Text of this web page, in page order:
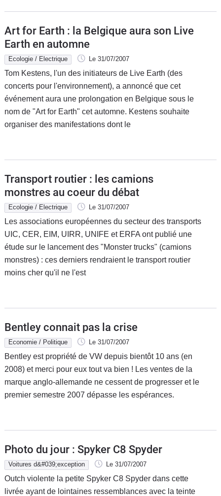
Art for Earth : la Belgique aura son Live
Earth en automne
Ecologie / Electrique Le 31/07/2007
Tom Kestens, l'un des initiateurs de Live Earth (des
concerts pour l'environnement), a annoncé que cet
événement aura une prolongation en Belgique sous le
nom de "Art for Earth" cet automne. Kestens souhaite
organiser des manifestations dont le
Transport routier : les camions
monstres au coeur du débat
Ecologie / Electrique Le 31/07/2007
Les associations européennes du secteur des transports
UIC, CER, EIM, UIRR, UNIFE et ERFA ont publié une
étude sur le lancement des "Monster trucks" (camions
monstres) : ces derniers rendraient le transport routier
moins cher qu'il ne l'est
Bentley connait pas la crise
Economie / Politique Le 31/07/2007
Bentley est propriété de VW depuis bientôt 10 ans (en
2008) et merci pour eux tout va bien ! Les ventes de la
marque anglo-allemande ne cessent de progresser et le
premier semestre 2007 dépasse les espérances.
Photo du jour : Spyker C8 Spyder
Voitures d&#039;exception Le 31/07/2007
Outch violente la petite Spyker C8 Spyder dans cette
livrée ayant de lointaines ressemblances avec la teinte